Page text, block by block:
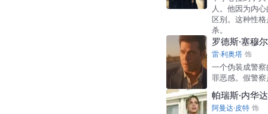
人。他因为内
区别。这种性
杀。
罗德斯·塞穆尔
雷·利奥塔 饰
一个伪装成警
罪恶感。假警
帕瑞斯·内华达
阿曼达·皮特 饰